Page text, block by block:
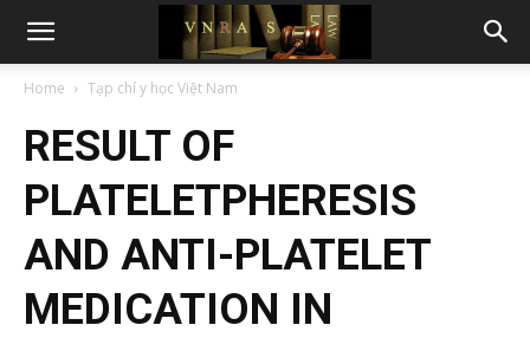
Home Tạp chí y học Việt Nam
RESULT OF
PLATELETPHERESIS
AND ANTI-PLATELET
MEDICATION IN